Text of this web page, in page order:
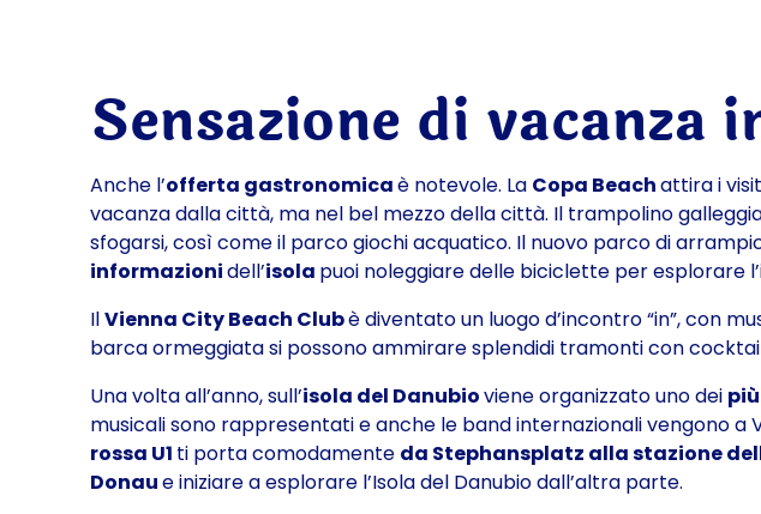
Sensazione di vacanza
Anche l’offerta gastronomicaè notevole. La Copa Beachattira i
vacanza dalla città, ma nel bel mezzo della città. Il trampolino
sfogarsi, così come il parco giochi acquatico. Il nuovo parco di
informazionidell’isola puoi noleggiare delle biciclette per esplorare
IlVienna City Beach Clubè diventato un luogo d’incontro “in”, con
barca ormeggiata si possono ammirare splendidi tramonti con
Una volta all’anno, sull’isola del Danubioviene organizzato uno dei
musicali sono rappresentati e anche le band internazionali vengono a
rossa U1 ti porta comodamente da Stephansplatz alla stazione
Donaue iniziare a esplorare l’Isola del Danubio dall’altra parte.